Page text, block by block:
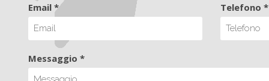
Email * Telefono *
Messaggio *